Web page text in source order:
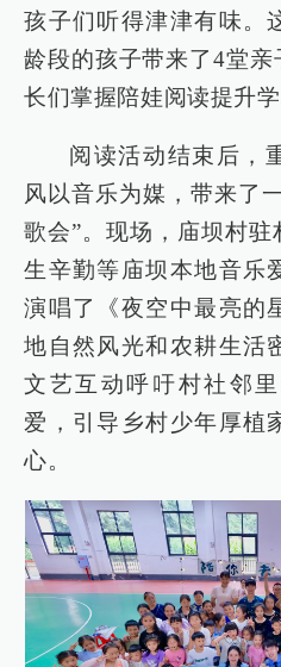
孩子们听得津津有味。
龄段的孩子带来了4堂
长们掌握陪娃阅读提升学
阅读活动结束后，
风以音乐为媒，带来了
歌会”。现场，庙坝村
生辛勤等庙坝本地音乐
演唱了《夜空中最亮的
地自然风光和农耕生活
文艺互动呼吁村社邻
爱，引导乡村少年厚植
心。